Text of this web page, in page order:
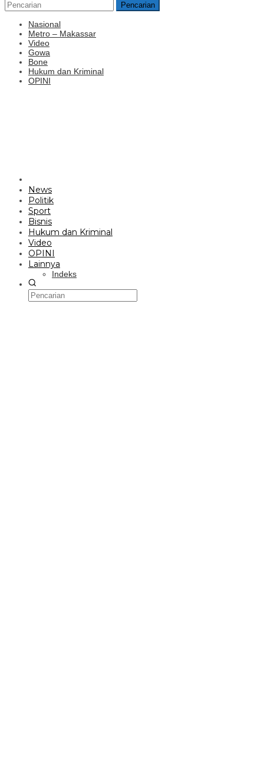
Pencarian
Nasional
Metro – Makassar
Video
Gowa
Bone
Hukum dan Kriminal
OPINI
News
Politik
Sport
Bisnis
Hukum dan Kriminal
Video
OPINI
Lainnya
Indeks